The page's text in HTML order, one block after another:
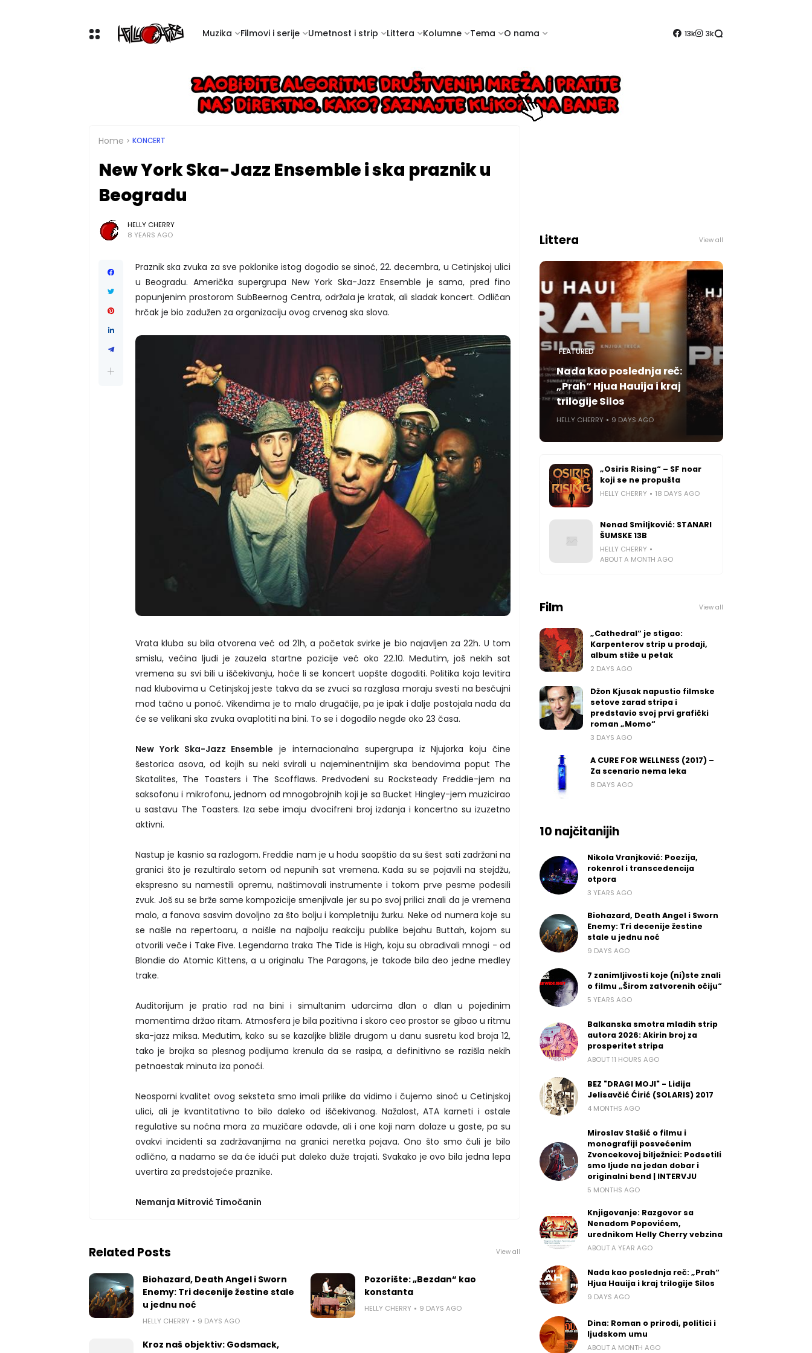
Muzika Filmovi i serije Umetnost i strip Littera Kolumne Tema O nama 13k 3k
Home KONCERT
New York Ska-Jazz Ensemble i ska praznik u
Beogradu
HELLY CHERRY
8 YEARS AGO
Praznik ska zvuka za sve poklonike istog dogodio se sinoć, 22. decembra, u Cetinjskoj ulici
u Beogradu. Američka supergrupa New York Ska-Jazz Ensemble je sama, pred fino
popunjenim prostorom SubBeernog Centra, održala je kratak, ali sladak koncert. Odličan
hrčak je bio zadužen za organizaciju ovog crvenog ska slova.
Vrata kluba su bila otvorena već od 21h, a početak svirke je bio najavljen za 22h. U tom
smislu, većina ljudi je zauzela startne pozicije već oko 22.10. Međutim, još nekih sat
vremena su svi bili u iščekivanju, hoće li se koncert uopšte dogoditi. Politika koja levitira
nad klubovima u Cetinjskoj jeste takva da se zvuci sa razglasa moraju svesti na besčujni
mod tačno u ponoć. Vikendima je to malo drugačije, pa je ipak i dalje postojala nada da
će se velikani ska zvuka ovaplotiti na bini. To se i dogodilo negde oko 23 časa.
New York Ska-Jazz Ensemble je internacionalna supergrupa iz Njujorka koju čine
šestorica asova, od kojih su neki svirali u najeminentnijim ska bendovima poput The
Skatalites, The Toasters i The Scofflaws. Predvođeni su Rocksteady Freddie-jem na
saksofonu i mikrofonu, jednom od mnogobrojnih koji je sa Bucket Hingley-jem muzicirao
u sastavu The Toasters. Iza sebe imaju dvocifreni broj izdanja i koncertno su izuzetno
aktivni.
Nastup je kasnio sa razlogom. Freddie nam je u hodu saopštio da su šest sati zadržani na
granici što je rezultiralo setom od nepunih sat vremena. Kada su se pojavili na stejdžu,
ekspresno su namestili opremu, naštimovali instrumente i tokom prve pesme podesili
zvuk. Još su se brže same kompozicije smenjivale jer su po svoj prilici znali da je vremena
malo, a fanova sasvim dovoljno za što bolju i kompletniju žurku. Neke od numera koje su
se našle na repertoaru, a naišle na najbolju reakciju publike bejahu Buttah, kojom su
otvorili veče i Take Five. Legendarna traka The Tide is High, koju su obrađivali mnogi - od
Blondie do Atomic Kittens, a u originalu The Paragons, je takođe bila deo jedne medley
trake.
Auditorijum je pratio rad na bini i simultanim udarcima dlan o dlan u pojedinim
momentima držao ritam. Atmosfera je bila pozitivna i skoro ceo prostor se gibao u ritmu
ska-jazz miksa. Međutim, kako su se kazaljke bližile drugom u danu susretu kod broja 12,
tako je brojka sa plesnog podijuma krenula da se rasipa, a definitivno se razišla nekih
petnaestak minuta iza ponoći.
Neosporni kvalitet ovog seksteta smo imali prilike da vidimo i čujemo sinoć u Cetinjskoj
ulici, ali je kvantitativno to bilo daleko od iščekivanog. Nažalost, ATA karneti i ostale
regulative su noćna mora za muzičare odavde, ali i one koji nam dolaze u goste, pa su
ovakvi incidenti sa zadržavanjima na granici neretka pojava. Ono što smo čuli je bilo
odlično, a nadamo se da će idući put daleko duže trajati. Svakako je ovo bila jedna lepa
uvertira za predstojeće praznike.
Nemanja Mitrović Timočanin
Related Posts View all
Biohazard, Death Angel i Sworn
Enemy: Tri decenije žestine stale
u jednu noć
HELLY CHERRY 9 DAYS AGO
Pozorište: „Bezdan“ kao
konstanta
HELLY CHERRY 9 DAYS AGO
Kroz naš objektiv: Godsmack,
Littera View all
FEATURED
Nada kao poslednja reč:
„Prah“ Hjua Hauija i kraj
trilogije Silos
HELLY CHERRY 9 DAYS AGO
„Osiris Rising“ – SF noar
koji se ne propušta
HELLY CHERRY 18 DAYS AGO
Nenad Smiljković: STANARI
ŠUMSKE 13B
HELLY CHERRY
ABOUT A MONTH AGO
Film View all
„Cathedral“ je stigao:
Karpenterov strip u prodaji,
album stiže u petak
2 DAYS AGO
Džon Kjusak napustio filmske
setove zarad stripa i
predstavio svoj prvi grafički
roman „Momo“
3 DAYS AGO
A CURE FOR WELLNESS (2017) –
Za scenario nema leka
8 DAYS AGO
10 najčitanijih
Nikola Vranjković: Poezija,
rokenrol i transcedencija
otpora
3 YEARS AGO
Biohazard, Death Angel i Sworn
Enemy: Tri decenije žestine
stale u jednu noć
9 DAYS AGO
7 zanimljivosti koje (ni)ste znali
o filmu „Širom zatvorenih očiju“
5 YEARS AGO
Balkanska smotra mladih strip
autora 2026: Akirin broj za
prosperitet stripa
ABOUT 11 HOURS AGO
BEZ "DRAGI MOJI" - Lidija
Jelisavčić Ćirić (SOLARIS) 2017
4 MONTHS AGO
Miroslav Stašić o filmu i
monografiji posvećenim
Zvoncekovoj bilježnici: Podsetili
smo ljude na jedan dobar i
originalni bend | INTERVJU
5 MONTHS AGO
Knjigovanje: Razgovor sa
Nenadom Popovićem,
urednikom Helly Cherry vebzina
ABOUT A YEAR AGO
Nada kao poslednja reč: „Prah“
Hjua Hauija i kraj trilogije Silos
9 DAYS AGO
Dina: Roman o prirodi, politici i
ljudskom umu
ABOUT A MONTH AGO